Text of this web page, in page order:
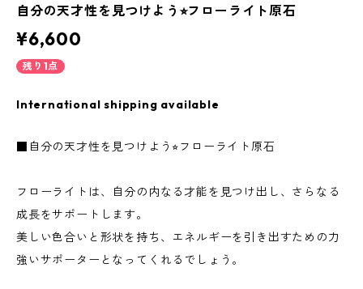
自分の天才性を見つけよう⭐︎フローライト原石
¥6,600
残り1点
International shipping available
■自分の天才性を見つけよう⭐︎フローライト原石
フローライトは、自分の内なる才能を見つけ出し、さらなる
成長をサポートします。
美しい色合いと形状を持ち、エネルギーを引き出すための力
強いサポーターとなってくれるでしょう。